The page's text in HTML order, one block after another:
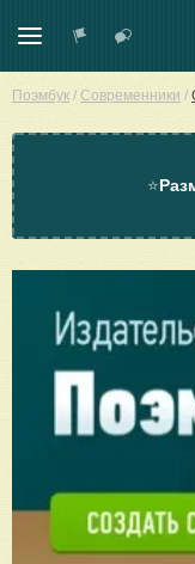
Поэмбук / Современники /
⭐